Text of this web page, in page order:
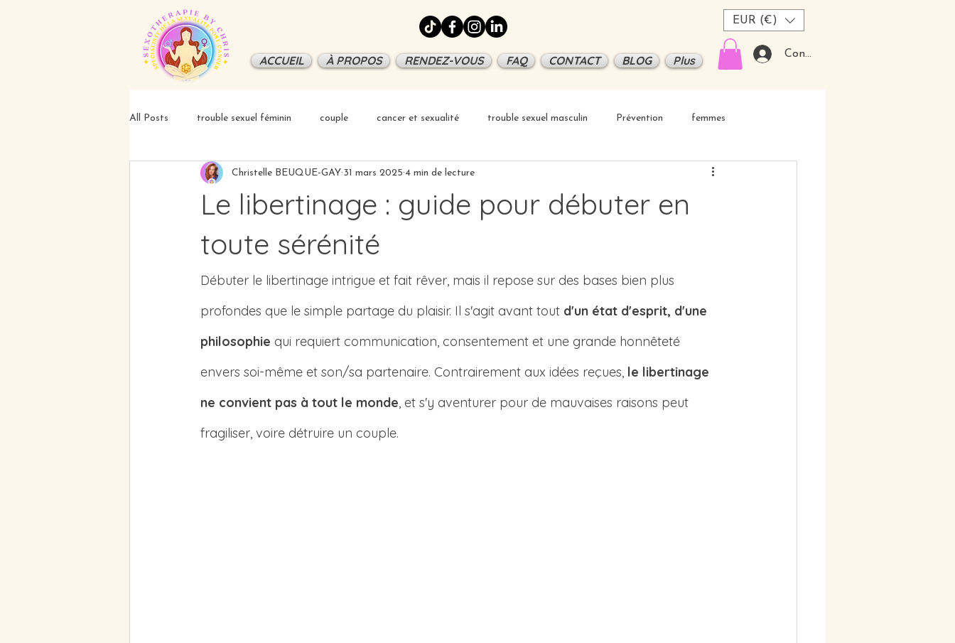
ACCUEIL À PROPOS RENDEZ-VOUS FAQ CONTACT BLOG Plus
EUR (€)
Connexion
All Posts trouble sexuel féminin couple cancer et sexualité trouble sexuel masculin Prévention femmes
éducation/information
Le libertinage : guide pour débuter en
toute sérénité
Christelle BEUQUE-GAY 31 mars 2025 4 min de lecture
Débuter le libertinage intrigue et fait rêver, mais il repose sur des bases bien plus
profondes que le simple partage du plaisir. Il s'agit avant tout d'un état d'esprit, d'une
philosophie qui requiert communication, consentement et une grande honnêteté
envers soi-même et son/sa partenaire. Contrairement aux idées reçues, le libertinage
ne convient pas à tout le monde, et s'y aventurer pour de mauvaises raisons peut
fragiliser, voire détruire un couple.